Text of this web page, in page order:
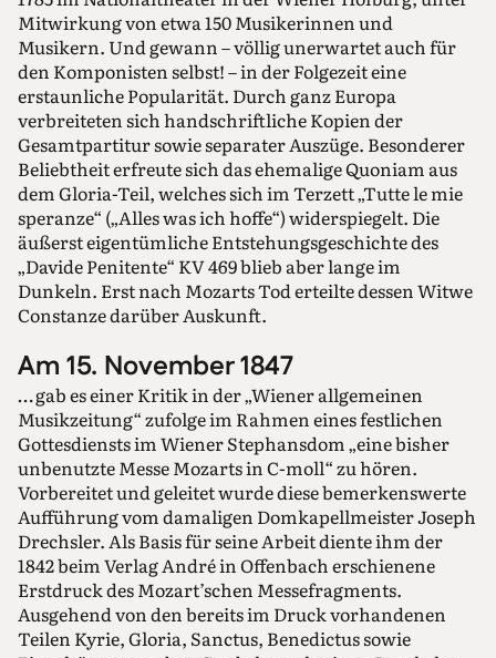
Mitwirkung von etwa 150 Musikerinnen und
Musikern. Und gewann – völlig unerwartet auch für
den Komponisten selbst! – in der Folgezeit eine
erstaunliche Popularität. Durch ganz Europa
verbreiteten sich handschriftliche Kopien der
Gesamtpartitur sowie separater Auszüge. Besonderer
Beliebtheit erfreute sich das ehemalige Quoniam aus
dem Gloria-Teil, welches sich im Terzett „Tutte le mie
speranze“ („Alles was ich hoffe“) widerspiegelt. Die
äußerst eigentümliche Entstehungsgeschichte des
„Davide Penitente“ KV 469 blieb aber lange im
Dunkeln. Erst nach Mozarts Tod erteilte dessen Witwe
Constanze darüber Auskunft.
Am 15. November 1847
… gab es einer Kritik in der „Wiener allgemeinen
Musikzeitung“ zufolge im Rahmen eines festlichen
Gottesdiensts im Wiener Stephansdom „eine bisher
unbenutzte Messe Mozarts in C-moll“ zu hören.
Vorbereitet und geleitet wurde diese bemerkenswerte
Aufführung vom damaligen Domkapellmeister Joseph
Drechsler. Als Basis für seine Arbeit diente ihm der
1842 beim Verlag André in Offenbach erschienene
Erstdruck des Mozart’schen Messefragments.
Ausgehend von den bereits im Druck vorhandenen
Teilen Kyrie, Gloria, Sanctus, Benedictus sowie